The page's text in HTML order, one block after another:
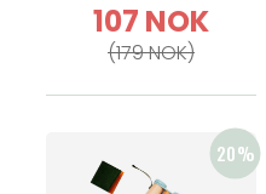
107 NOK
(179 NOK)